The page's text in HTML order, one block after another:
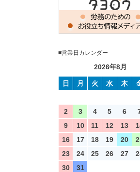
■営業日カレンダー
2026年8月
日 月 火 水 木
2
3 4 5 6
9
10 11 12 13
16
17 18 19 20
23
24 25 26 27
30
31